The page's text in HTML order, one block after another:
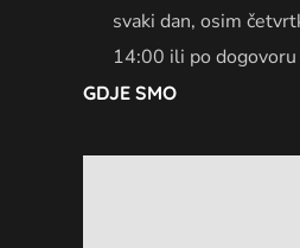
svaki dan, osim
14:00 ili po dogovoru
GDJE SMO